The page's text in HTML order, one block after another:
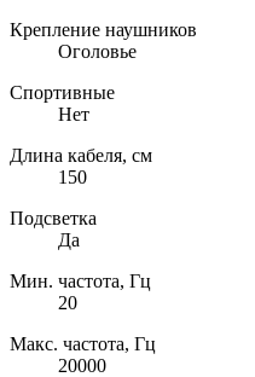
Крепление наушников
Оголовье
Спортивные
Нет
Длина кабеля, см
150
Подсветка
Да
Мин. частота, Гц
20
Макс. частота, Гц
20000